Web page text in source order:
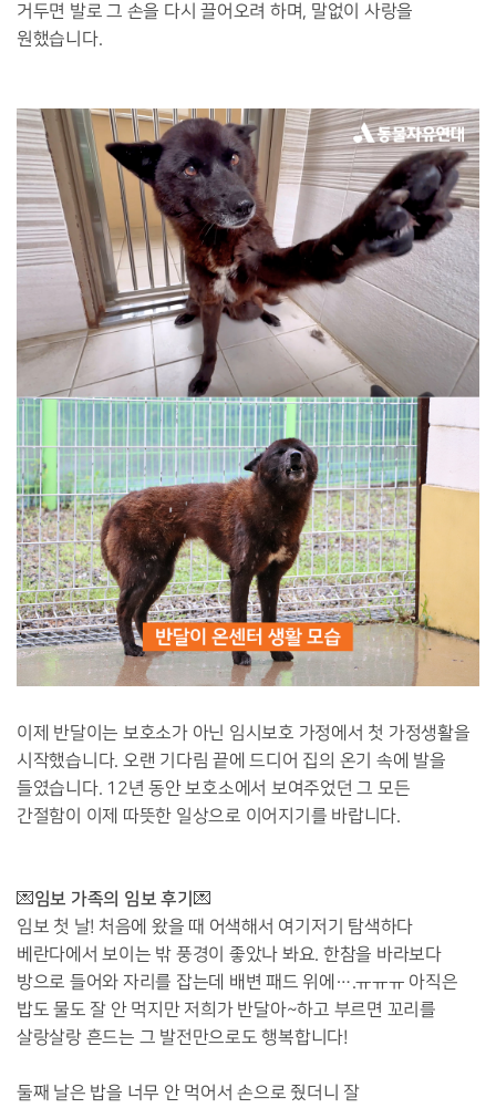
거두면 발로 그 손을 다시 끌어오려 하며, 말없이 사랑을
원했습니다.
이제 반달이는 보호소가 아닌 임시보호 가정에서 첫 가정생활을
시작했습니다. 오랜 기다림 끝에 드디어 집의 온기 속에 발을
들였습니다. 12년 동안 보호소에서 보여주었던 그 모든
간절함이 이제 따뜻한 일상으로 이어지기를 바랍니다.
💌임보 가족의 임보 후기 💌
임보 첫 날! 처음에 왔을 때 어색해서 여기저기 탐색하다
베란다에서 보이는 밖 풍경이 좋았나 봐요. 한참을 바라보다
방으로 들어와 자리를 잡는데 배변 패드 위에….ㅠㅠㅠ 아직은
밥도 물도 잘 안 먹지만 저희가 반달아~하고 부르면 꼬리를
살랑살랑 흔드는 그 발전만으로도 행복합니다!
둘째 날은 밥을 너무 안 먹어서 손으로 줬더니 잘